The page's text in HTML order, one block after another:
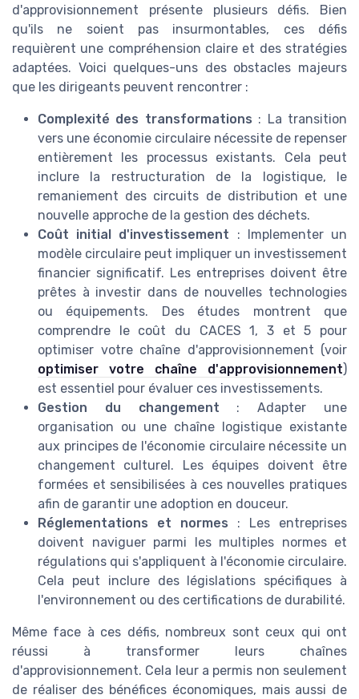
d'approvisionnement présente plusieurs défis. Bien
qu'ils ne soient pas insurmontables, ces défis
requièrent une compréhension claire et des stratégies
adaptées. Voici quelques-uns des obstacles majeurs
que les dirigeants peuvent rencontrer :
Complexité des transformations : La transition
vers une économie circulaire nécessite de repenser
entièrement les processus existants. Cela peut
inclure la restructuration de la logistique, le
remaniement des circuits de distribution et une
nouvelle approche de la gestion des déchets.
Coût initial d'investissement : Implementer un
modèle circulaire peut impliquer un investissement
financier significatif. Les entreprises doivent être
prêtes à investir dans de nouvelles technologies
ou équipements. Des études montrent que
comprendre le coût du CACES 1, 3 et 5 pour
optimiser votre chaîne d'approvisionnement (voir
optimiser votre chaîne d'approvisionnement)
est essentiel pour évaluer ces investissements.
Gestion du changement : Adapter une
organisation ou une chaîne logistique existante
aux principes de l'économie circulaire nécessite un
changement culturel. Les équipes doivent être
formées et sensibilisées à ces nouvelles pratiques
afin de garantir une adoption en douceur.
Réglementations et normes : Les entreprises
doivent naviguer parmi les multiples normes et
régulations qui s'appliquent à l'économie circulaire.
Cela peut inclure des législations spécifiques à
l'environnement ou des certifications de durabilité.
Même face à ces défis, nombreux sont ceux qui ont
réussi à transformer leurs chaînes
d'approvisionnement. Cela leur a permis non seulement
de réaliser des bénéfices économiques, mais aussi de